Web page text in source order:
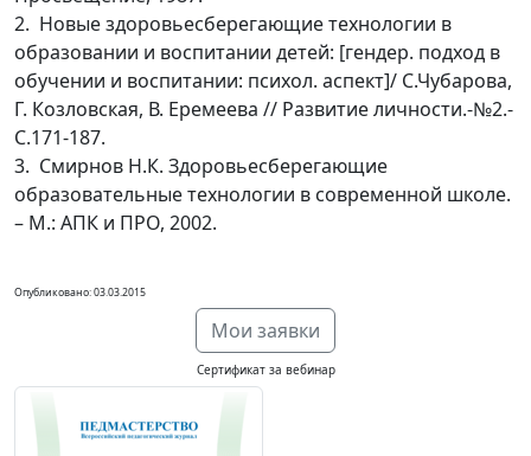
2. Новые здоровьесберегающие технологии в
образовании и воспитании детей: [гендер. подход в
обучении и воспитании: психол. аспект]/ С.Чубарова,
Г. Козловская, В. Еремеева // Развитие личности.-№2.-
С.171-187.
3. Смирнов Н.К. Здоровьесберегающие
образовательные технологии в современной школе.
– М.: АПК и ПРО, 2002.
Опубликовано: 03.03.2015
Мои заявки
Сертификат за вебинар